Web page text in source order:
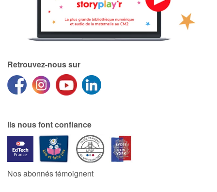
Retrouvez-nous sur
Ils nous font confiance
Nos abonnés témoignent